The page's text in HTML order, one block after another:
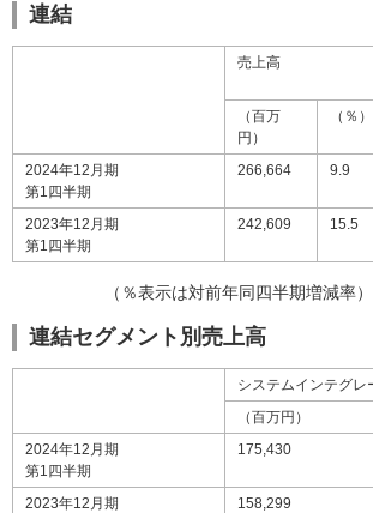
連結
売上高
（百万
円）
（％）
2024年12月期
第1四半期
266,664 9.9
2023年12月期
第1四半期
242,609 15.5
（％表示は対前年同四半期増減率）
連結セグメント別売上高
システムインテグレー
（百万円）
2024年12月期
第1四半期
175,430
2023年12月期
158,299